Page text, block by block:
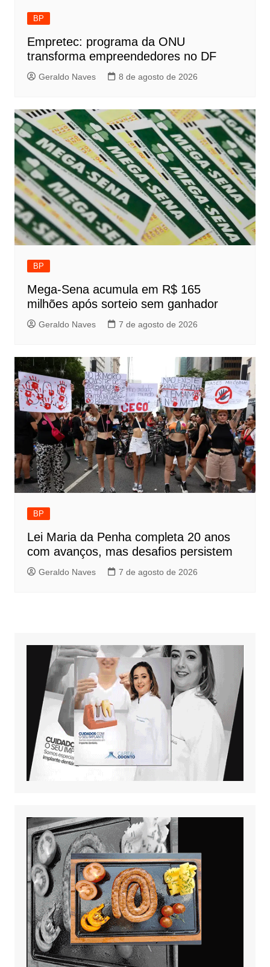
BP
Empretec: programa da ONU
transforma empreendedores no DF
Geraldo Naves 8 de agosto de 2026
BP
Mega-Sena acumula em R$ 165
milhões após sorteio sem ganhador
Geraldo Naves 7 de agosto de 2026
BP
Lei Maria da Penha completa 20 anos
com avanços, mas desafios persistem
Geraldo Naves 7 de agosto de 2026